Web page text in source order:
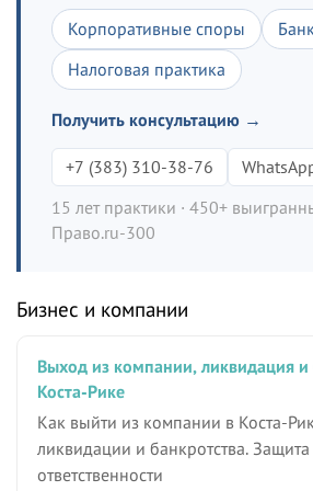
Корпоративные споры
Налоговая практика
Получить консультацию →
+7 (383) 310-38-76
15 лет практики · 450+
Право.ru-300
Бизнес и компании
Выход из компании, ликвидация и
Коста-Рике
Как выйти из компании в Коста-
ликвидации и банкротства.
ответственности